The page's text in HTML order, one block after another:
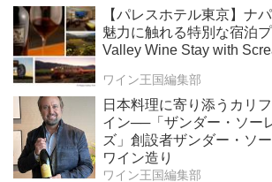
【パレスホテル東京】ナ
魅力に触れる特別な宿泊
Valley Wine Stay with
ワイン王国編集部
日本料理に寄り添うカリ
イン──「ザンダー・ソー
ズ」創設者ザンダー・ソ
ワイン造り
ワイン王国編集部